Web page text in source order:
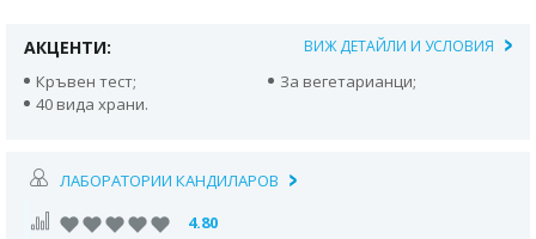
АКЦЕНТИ: ВИЖ ДЕТАЙЛИ И УСЛОВИЯ
Кръвен тест;
За вегетарианци;
40 вида храни.
ЛАБОРАТОРИИ КАНДИЛАРОВ
4.80